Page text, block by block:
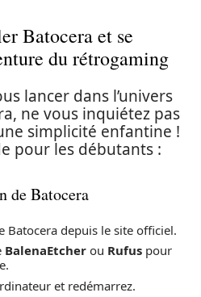
Batocera et se
du rétrogaming
lancer dans l’univers
ne vous inquiétez pas
simplicité enfantine !
pour les débutants :
de Batocera
Batocera depuis le site officiel.
BalenaEtcher ou Rufus pour
et redémarrez.